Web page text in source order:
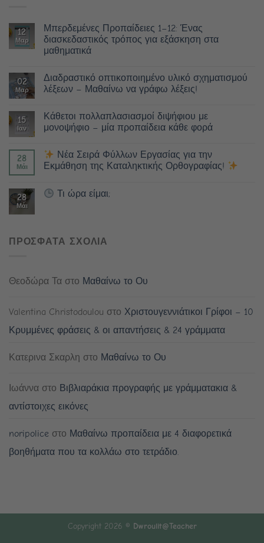
12
Μαρ
Μπερδεμένες Προπαίδειες 1–12: Ένας
διασκεδαστικός τρόπος για εξάσκηση στα
μαθηματικά
02
Μαρ
Διαδραστικό οπτικοποιημένο υλικό σχηματισμού
λέξεων – Μαθαίνω να γράφω λέξεις!
15
Ιαν
Κάθετοι πολλαπλασιασμοί διψήφιου με
μονοψήφιο – μία προπαίδεια κάθε φορά
28
Μάι
Νέα Σειρά Φύλλων Εργασίας για την
Εκμάθηση της Καταληκτικής Ορθογραφίας!
28
Μάι
Τι ώρα είμαι;
ΠΡΟΣΦΑΤΑ ΣΧΟΛΙΑ
Θεοδώρα Τα στο Μαθαίνω το Ου
Valentina Christodoulou στο Χριστουγεννιάτικοι Γρίφοι – 10
Κρυμμένες φράσεις & οι απαντήσεις & 24 γράμματα
Κατερινα Σκαρλη στο Μαθαίνω το Ου
Ιωάννα στο Βιβλιαράκια προγραφής με γράμματακια &
αντίστοιχες εικόνες
noripolice στο Μαθαίνω προπαίδεια με 4 διαφορετικά
βοηθήματα που τα κολλάω στο τετράδιο.
Copyright 2026 © Dwroulit@Teacher